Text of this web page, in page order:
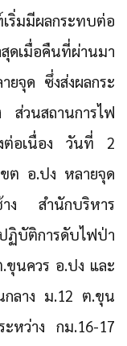
ริ่มมีผลกระทบต่อ
เมื่อคืนที่ผ่านมา
จุด ซึ่งส่งผลกระ
ส่วนสถานการไฟ
ต่อเนื่อง วันที่ 2
ต อ.ปง หลายจุด
าง สำนักบริหาร
ติการดับไฟป่า
นควร อ.ปง และ
ลาง ม.12 ต.ขุน
ว่าง กม.16-17